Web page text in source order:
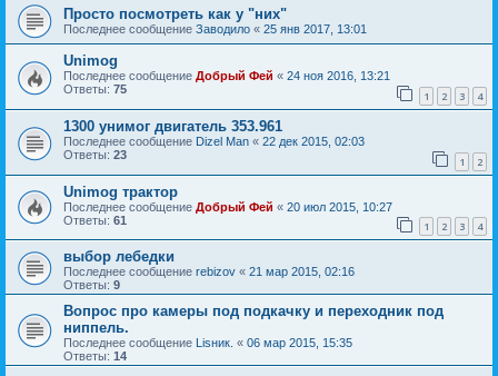
Просто посмотреть как у "них"
Последнее сообщение Заводило « 25 янв 2017, 13:01
Unimog
Последнее сообщение Добрый Фей « 24 ноя 2016, 13:21
Ответы: 75 1 2 3 4
1300 унимог двигатель 353.961
Последнее сообщение Dizel Man « 22 дек 2015, 02:03
Ответы: 23 1 2
Unimog трактор
Последнее сообщение Добрый Фей « 20 июл 2015, 10:27
Ответы: 61 1 2 3 4
выбор лебедки
Последнее сообщение rebizov « 21 мар 2015, 02:16
Ответы: 9
Вопрос про камеры под подкачку и переходник под
ниппель.
Последнее сообщение Lisник. « 06 мар 2015, 15:35
Ответы: 14